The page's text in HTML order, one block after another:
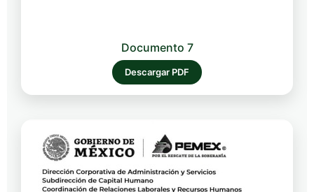
Documento 7
Descargar PDF